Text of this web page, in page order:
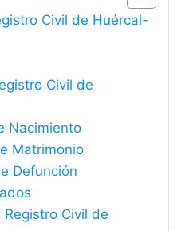
Civil de Huércal-
Civil de
Nacimiento
Matrimonio
Defunción
Civil de